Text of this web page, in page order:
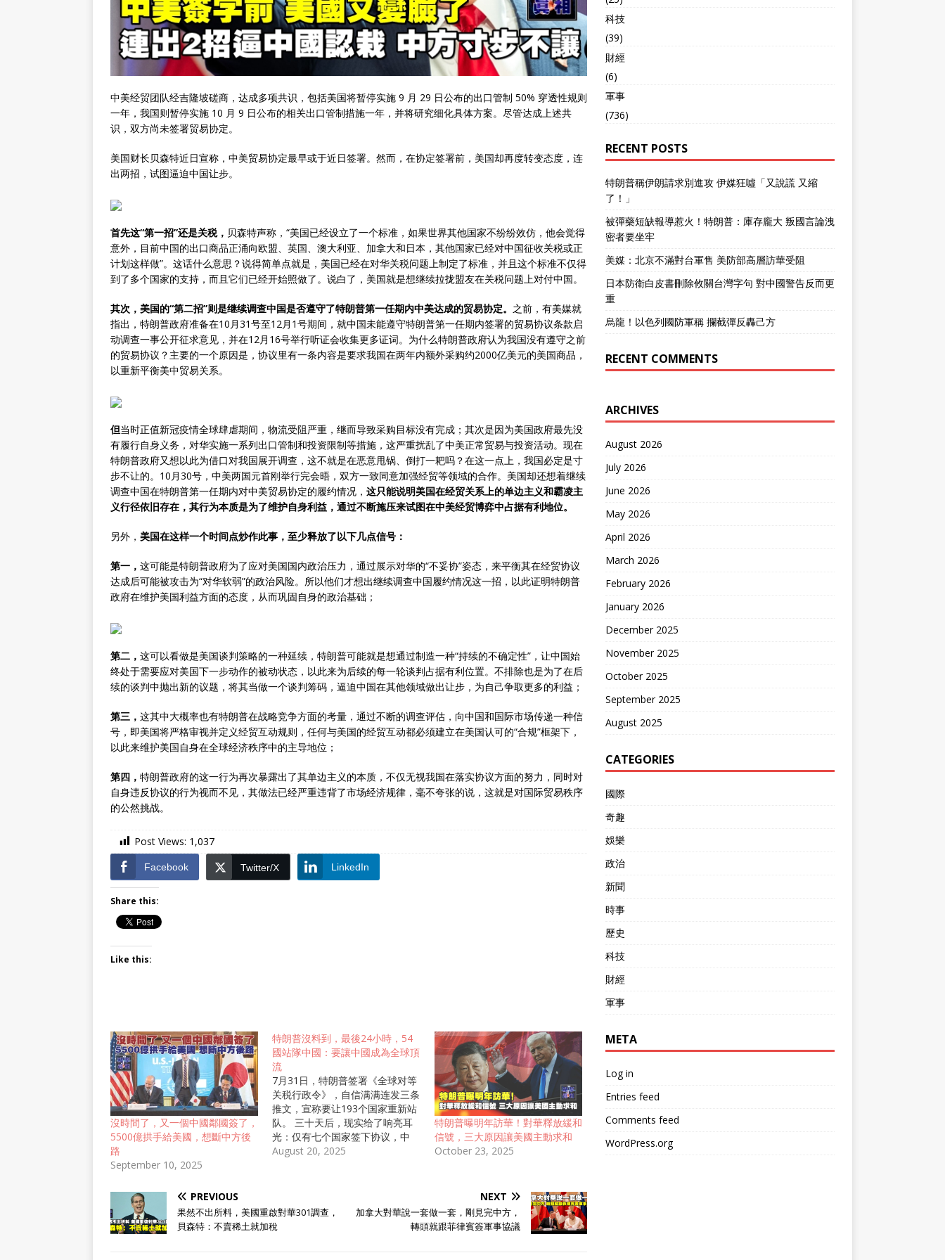
中美经贸团队经吉隆坡磋商，达成多项共识，包括美国将暂停实施 9 月 29 日公布的出口管制 50% 穿透性规则
一年，我国则暂停实施 10 月 9 日公布的相关出口管制措施一年，并将研究细化具体方案。尽管达成上述共
识，双方尚未签署贸易协定。
美国财长贝森特近日宣称，中美贸易协定最早或于近日签署。然而，在协定签署前，美国却再度转变态度，连
出两招，试图逼迫中国让步。
首先这“第一招”还是关税， 贝森特声称，“美国已经设立了一个标准，如果世界其他国家不纷纷效仿，他会觉得
意外，目前中国的出口商品正涌向欧盟、英国、澳大利亚、加拿大和日本，其他国家已经对中国征收关税或正
计划这样做”。这话什么意思？说得简单点就是，美国已经在对华关税问题上制定了标准，并且这个标准不仅得
到了多个国家的支持，而且它们已经开始照做了。说白了，美国就是想继续拉拢盟友在关税问题上对付中国。
其次，美国的“第二招”则是继续调查中国是否遵守了特朗普第一任期内中美达成的贸易协定。 之前，有美媒就
指出，特朗普政府准备在10月31号至12月1号期间，就中国未能遵守特朗普第一任期内签署的贸易协议条款启
动调查一事公开征求意见，并在12月16号举行听证会收集更多证词。为什么特朗普政府认为我国没有遵守之前
的贸易协议？主要的一个原因是，协议里有一条内容是要求我国在两年内额外采购约2000亿美元的美国商品，
以重新平衡美中贸易关系。
但当时正值新冠疫情全球肆虐期间，物流受阻严重，继而导致采购目标没有完成；其次是因为美国政府最先没
有履行自身义务，对华实施一系列出口管制和投资限制等措施，这严重扰乱了中美正常贸易与投资活动。现在
特朗普政府又想以此为借口对我国展开调查，这不就是在恶意甩锅、倒打一耙吗？在这一点上，我国必定是寸
步不让的。10月30号，中美两国元首刚举行完会晤，双方一致同意加强经贸等领域的合作。美国却还想着继续
调查中国在特朗普第一任期内对中美贸易协定的履约情况， 这只能说明美国在经贸关系上的单边主义和霸凌主
义行径依旧存在，其行为本质是为了维护自身利益，通过不断施压来试图在中美经贸博弈中占据有利地位。
另外， 美国在这样一个时间点炒作此事，至少释放了以下几点信号：
第一， 这可能是特朗普政府为了应对美国国内政治压力，通过展示对华的“不妥协”姿态，来平衡其在经贸协议
达成后可能被攻击为“对华软弱”的政治风险。所以他们才想出继续调查中国履约情况这一招，以此证明特朗普
政府在维护美国利益方面的态度，从而巩固自身的政治基础；
第二， 这可以看做是美国谈判策略的一种延续，特朗普可能就是想通过制造一种“持续的不确定性”，让中国始
终处于需要应对美国下一步动作的被动状态，以此来为后续的每一轮谈判占据有利位置。不排除也是为了在后
续的谈判中抛出新的议题，将其当做一个谈判筹码，逼迫中国在其他领域做出让步，为自己争取更多的利益；
第三， 这其中大概率也有特朗普在战略竞争方面的考量，通过不断的调查评估，向中国和国际市场传递一种信
号，即美国将严格审视并定义经贸互动规则，任何与美国的经贸互动都必须建立在美国认可的“合规”框架下，
以此来维护美国自身在全球经济秩序中的主导地位；
第四， 特朗普政府的这一行为再次暴露出了其单边主义的本质，不仅无视我国在落实协议方面的努力，同时对
自身违反协议的行为视而不见，其做法已经严重违背了市场经济规律，毫不夸张的说，这就是对国际贸易秩序
的公然挑战。
Post Views: 1,037
Facebook Twitter/X LinkedIn
Share this:
Like this:
沒時間了，又一個中國鄰國簽了，
5500億拱手給美國，想斷中方後
路
September 10, 2025
特朗普沒料到，最後24小時，54
國站隊中國：要讓中國成為全球頂
流
7月31日，特朗普签署《全球对等
关税行政令》，自信满满连发三条
推文，宣称要让193个国家重新站
队。 三十天后，现实给了响亮耳
光：仅有七个国家签下协议，中
国、印度、巴西等主要经济体全数
了，助其成为全球顶流！”。南非
研究员莱茨瓦洛毫不掩饰地指出，
特朗普的关税政策简直是“给中国
August 20, 2025
特朗普曝明年訪華！對華釋放緩和
信號，三大原因讓美國主動求和​
October 23, 2025
PREVIOUS
果然不出所料，美國重啟對華301調查，
貝森特：不賣稀土就加稅
NEXT
加拿大對華說一套做一套，剛見完中方，
轉頭就跟菲律賓簽軍事協議
科技
(39)
財經
(6)
軍事
(736)
RECENT POSTS
特朗普稱伊朗請求別進攻 伊媒狂噓「又說謊 又縮
了！」
被彈藥短缺報導惹火！特朗普：庫存龐大 叛國言論洩
密者要坐牢
美媒：北京不滿對台軍售 美防部高層訪華受阻
日本防衛白皮書刪除攸關台灣字句 對中國警告反而更
重
烏龍！以色列國防軍稱 攔截彈反轟己方
RECENT COMMENTS
ARCHIVES
August 2026
July 2026
June 2026
May 2026
April 2026
March 2026
February 2026
January 2026
December 2025
November 2025
October 2025
September 2025
August 2025
CATEGORIES
國際
奇趣
娛樂
政治
新聞
時事
歷史
科技
財經
軍事
META
Log in
Entries feed
Comments feed
WordPress.org